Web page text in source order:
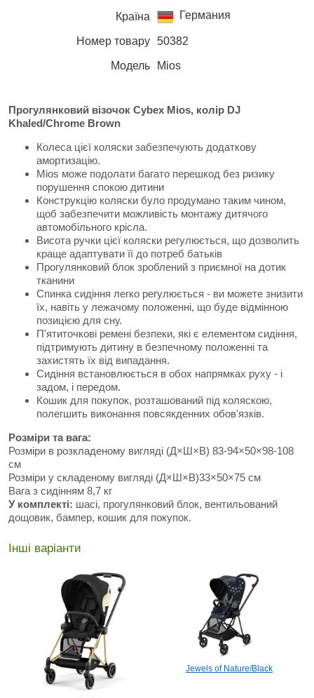
Країна Германия
Номер товару 50382
Модель Mios
Прогулянковий візочок Cybex Mios, колір DJ
Khaled/Chrome Brown
Колеса цієї коляски забезпечують додаткову
амортизацію.
Mios може подолати багато перешкод без ризику
порушення спокою дитини
Конструкцію коляски було продумано таким чином,
щоб забезпечити можливість монтажу дитячого
автомобільного крісла.
Висота ручки цієї коляски регулюється, що дозволить
краще адаптувати її до потреб батьків
Прогулянковий блок зроблений з приємної на дотик
тканини
Спинка сидіння легко регулюється - ви можете знизити
їх, навіть у лежачому положенні, що буде відмінною
позицією для сну.
П'ятиточкові ремені безпеки, які є елементом сидіння,
підтримують дитину в безпечному положенні та
захистять їх від випадання.
Сидіння встановлюється в обох напрямках руху - і
задом, і передом.
Кошик для покупок, розташований під коляскою,
полегшить виконання повсякденних обов'язків.
Розміри та вага:
Розміри в розкладеному вигляді (Д×Ш×В) 83-94×50×98-108
см
Розміри у складеному вигляді (Д×Ш×В)33×50×75 см
Вага з сидінням 8,7 кг
У комплекті: шасі, прогулянковий блок, вентильований
дощовик, бампер, кошик для покупок.
Інші варіанти
Jewels of Nature/Black